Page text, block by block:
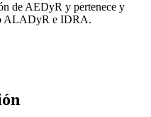
de AEDyR y pertenece y
ALADyR e IDRA.